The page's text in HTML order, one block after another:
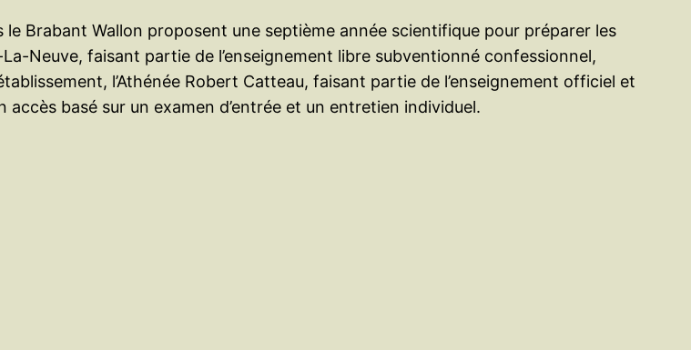
Brabant Wallon proposent une septième année scientifique pour préparer les
Neuve, faisant partie de l’enseignement libre subventionné confessionnel,
l’Athénée Robert Catteau, faisant partie de l’enseignement officiel et
basé sur un examen d’entrée et un entretien individuel.